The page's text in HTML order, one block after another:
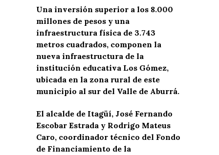
Una inversión superior a los 8.000
millones de pesos y una
infraestructura física de 3.743
metros cuadrados, componen la
nueva infraestructura de la
institución educativa Los Gómez,
ubicada en la zona rural de este
municipio al sur del Valle de Aburrá.
El alcalde de Itagüí, José Fernando
Escobar Estrada y Rodrigo Mateus
Caro, coordinador técnico del Fondo
de Financiamiento de la